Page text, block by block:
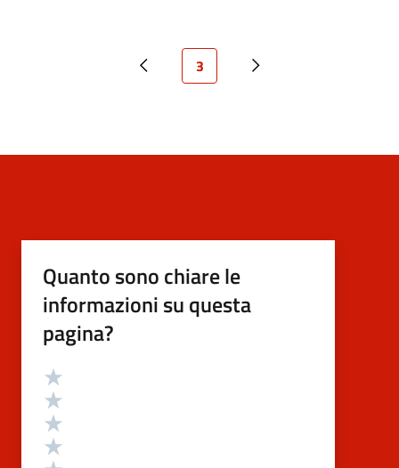
Pagina precedente
Pagina attuale
3 Prossima pagina
Quanto sono chiare le
informazioni su questa
pagina?
Valutazione